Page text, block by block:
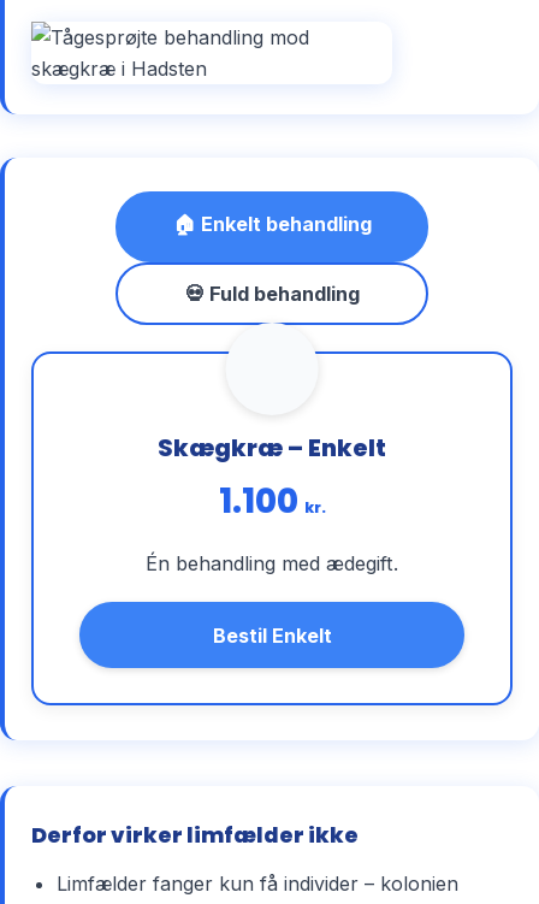
🏠 Enkelt behandling
💀 Fuld behandling
Skægkræ – Enkelt
1.100 kr.
Én behandling med ædegift.
Bestil Enkelt
Derfor virker limfælder ikke
Limfælder fanger kun få individer – kolonien